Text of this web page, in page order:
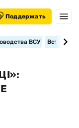
Поддержать
ВСУ